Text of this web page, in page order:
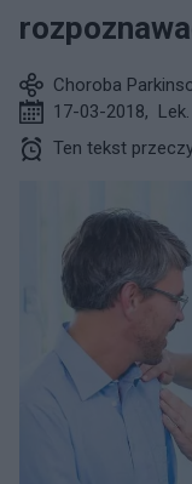
Choroba
17-03-2018,
Ten tekst